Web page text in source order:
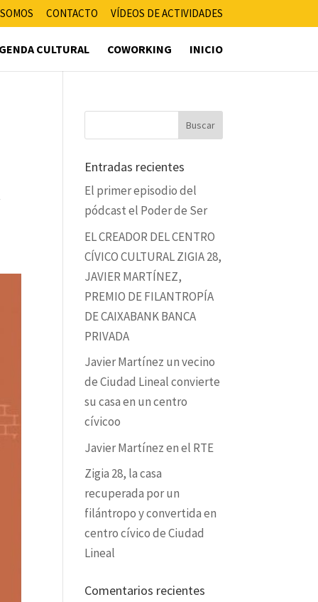
CONTACTO VÍDEOS DE ACTIVIDADES
CULTURAL COWORKING INICIO
Entradas recientes
El primer episodio del
pódcast el Poder de Ser
EL CREADOR DEL CENTRO
CÍVICO CULTURAL ZIGIA 28,
JAVIER MARTÍNEZ,
PREMIO DE FILANTROPÍA
DE CAIXABANK BANCA
PRIVADA
Javier Martínez un vecino
de Ciudad Lineal convierte
su casa en un centro
cívicoo
Javier Martínez en el RTE
Zigia 28, la casa
recuperada por un
filántropo y convertida en
centro cívico de Ciudad
Lineal
Comentarios recientes